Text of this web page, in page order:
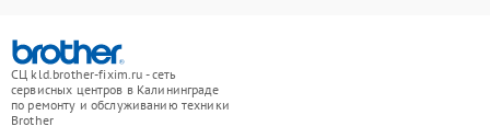
СЦ kld.brother-fixim.ru - сеть
сервисных центров в Калининграде
по ремонту и обслуживанию техники
Brother